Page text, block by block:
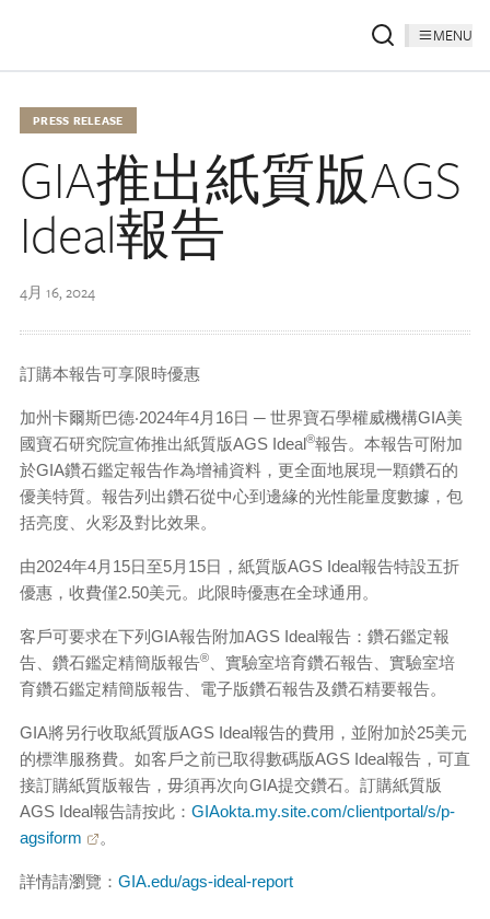
MENU
PRESS RELEASE
GIA推出紙質版AGS
Ideal報告
4月 16, 2024
訂購本報告可享限時優惠
加州卡爾斯巴德‧2024年4月16日 ─ 世界寶石學權威機構GIA美
國寶石研究院宣佈推出紙質版AGS Ideal®報告。本報告可附加
於GIA鑽石鑑定報告作為增補資料，更全面地展現一顆鑽石的
優美特質。報告列出鑽石從中心到邊緣的光性能量度數據，包
括亮度、火彩及對比效果。
由2024年4月15日至5月15日，紙質版AGS Ideal報告特設五折
優惠，收費僅2.50美元。此限時優惠在全球通用。
客戶可要求在下列GIA報告附加AGS Ideal報告：鑽石鑑定報
告、鑽石鑑定精簡版報告®
、實驗室培育鑽石報告、實驗室培
育鑽石鑑定精簡版報告、電子版鑽石報告及鑽石精要報告。
GIA將另行收取紙質版AGS Ideal報告的費用，並附加於25美元
的標準服務費。如客戶之前已取得數碼版AGS Ideal報告，可直
接訂購紙質版報告，毋須再次向GIA提交鑽石。訂購紙質版
AGS Ideal報告請按此： GIAokta.my.site.com/clientportal/s/p-
agsiform
。
詳情請瀏覽： GIA.edu/ags-ideal-report